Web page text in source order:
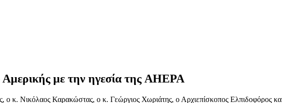
με την ηγεσία της AHEPA